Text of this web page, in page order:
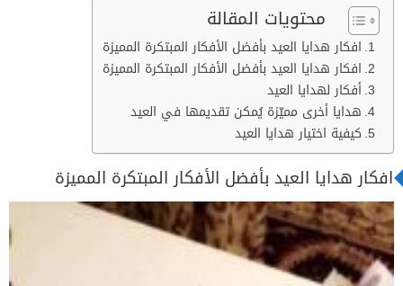
محتويات المقالة
افكار هدايا العيد بأفضل الأفكار المبتكرة المميزة
افكار هدايا العيد بأفضل الأفكار المبتكرة المميزة
أفكار لهدايا العيد
هدايا أخرى مميّزة يُمكن تقديمها في العيد
كيفية اختيار هدايا العيد
افكار هدايا العيد بأفضل الأفكار المبتكرة المميزة